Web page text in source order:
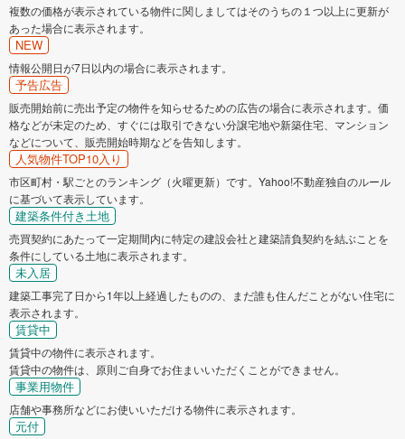
複数の価格が表示されている物件に関しましてはそのうちの１つ以上に更新が
あった場合に表示されます。
NEW
情報公開日が7日以内の場合に表示されます。
予告広告
販売開始前に売出予定の物件を知らせるための広告の場合に表示されます。価
格などが未定のため、すぐには取引できない分譲宅地や新築住宅、マンション
などについて、販売開始時期などを告知します。
人気物件TOP10入り
市区町村・駅ごとのランキング（火曜更新）です。Yahoo!不動産独自のルール
に基づいて表示しています。
建築条件付き土地
売買契約にあたって一定期間内に特定の建設会社と建築請負契約を結ぶことを
条件にしている土地に表示されます。
未入居
建築工事完了日から1年以上経過したものの、まだ誰も住んだことがない住宅に
表示されます。
賃貸中
賃貸中の物件に表示されます。
賃貸中の物件は、原則ご自身でお住まいいただくことができません。
事業用物件
店舗や事務所などにお使いいただける物件に表示されます。
元付